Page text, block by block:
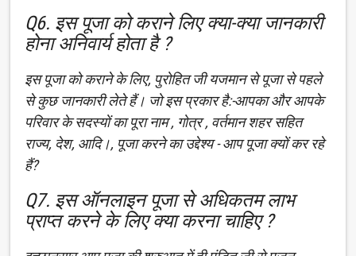
Q6. इस पूजा को कराने लिए क्या-क्या जानकारी
होना अनिवार्य होता है ?
इस पूजा को कराने के लिए, पुरोहित जी यजमान से पूजा से पहले
से कुछ जानकारी लेते हैं। जो इस प्रकार है:-आपका और आपके
परिवार के सदस्यों का पूरा नाम , गोत्र , वर्तमान शहर सहित
राज्य, देश, आदि।, पूजा करने का उद्देश्य - आप पूजा क्यों कर रहे
हैं?
Q7. इस ऑनलाइन पूजा से अधिकतम लाभ
प्राप्त करने के लिए क्या करना चाहिए ?